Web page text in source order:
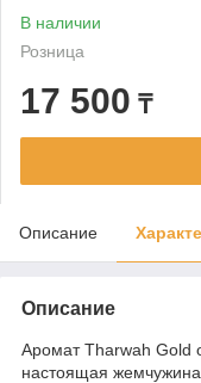
В наличии
Розница
17 500 ₸
Описание
Описание
Аромат Tharwah Gold
настоящая